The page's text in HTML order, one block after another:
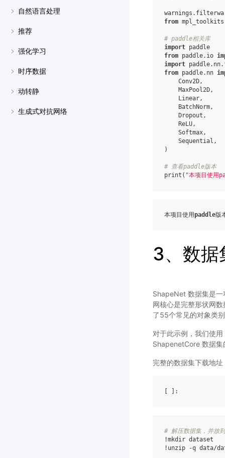
自然语言处理
推荐
强化学习
时序数据
动转静
生成式对抗网络
warnings .
from
# paddle相关库
import paddle
from paddle.io
import
from paddle.nn
Conv2D,
MaxPool2D,
Linear,
BatchNorm,
Dropout ,
ReLU,
Softmax,
Sequential ,
)
# 查看paddle版本
print ( "本项目使用
本项目使用paddle版
3、数据
ShapeNet 数据集是一
网核心是完整形状网
了55个常见的对象类
对于此示例，我们使
ShapenetCore 数据
完整的数据集下载地址
# 解压数据集，并放
!mkdir
! unzip -q data/